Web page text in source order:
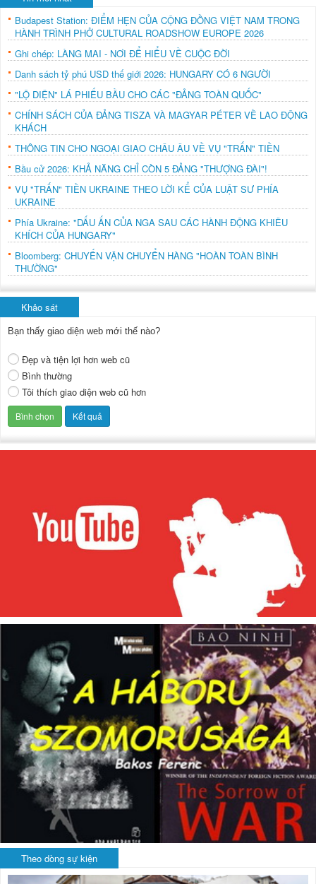
Budapest Station: ĐIỂM HẸN CỦA CỘNG ĐỒNG VIỆT NAM TRONG
HÀNH TRÌNH PHỞ CULTURAL ROADSHOW EUROPE 2026
Ghi chép: LÀNG MAI - NƠI ĐỂ HIỂU VỀ CUỘC ĐỜI
Danh sách tỷ phú USD thế giới 2026: HUNGARY CÓ 6 NGƯỜI
"LỘ DIỆN" LÁ PHIẾU BẦU CHO CÁC "ĐẢNG TOÀN QUỐC"
CHÍNH SÁCH CỦA ĐẢNG TISZA VÀ MAGYAR PÉTER VỀ LAO ĐỘNG
KHÁCH
THÔNG TIN CHO NGOẠI GIAO CHÂU ÂU VỀ VỤ "TRẤN" TIỀN
Bầu cử 2026: KHẢ NĂNG CHỈ CÒN 5 ĐẢNG "THƯỢNG ĐÀI"!
VỤ "TRẤN" TIỀN UKRAINE THEO LỜI KỂ CỦA LUẬT SƯ PHÍA
UKRAINE
Phía Ukraine: "DẤU ẤN CỦA NGA SAU CÁC HÀNH ĐỘNG KHIÊU
KHÍCH CỦA HUNGARY"
Bloomberg: CHUYẾN VẬN CHUYỂN HÀNG "HOÀN TOÀN BÌNH
THƯỜNG"
Khảo sát
Bạn thấy giao diện web mới thế nào?
Đẹp và tiện lợi hơn web cũ
Bình thường
Tôi thích giao diện web cũ hơn
Theo dòng sự kiện